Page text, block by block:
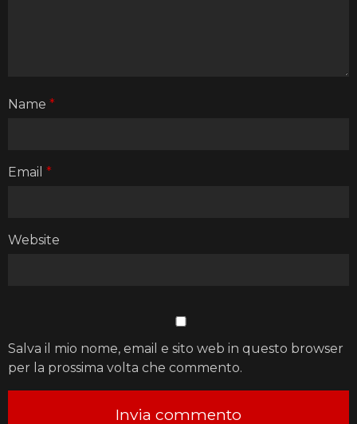
Name *
Email *
Website
Salva il mio nome, email e sito web in questo browser
per la prossima volta che commento.